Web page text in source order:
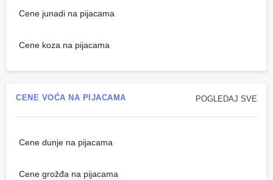
Cene junadi na pijacama
Cene koza na pijacama
POGLEDAJ SVE
CENE VOĆA NA PIJACAMA
Cene dunje na pijacama
Cene grožđa na pijacama